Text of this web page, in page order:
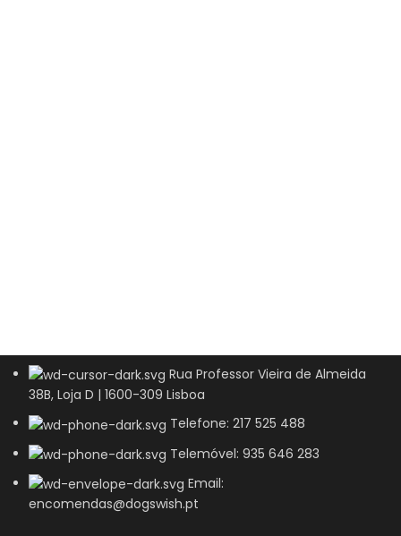
Rua Professor Vieira de Almeida
38B, Loja D | 1600-309 Lisboa
Telefone: 217 525 488
Telemóvel: 935 646 283
Email:
encomendas@dogswish.pt